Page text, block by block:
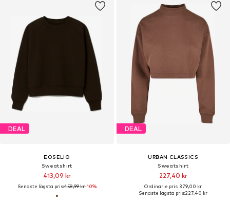
DEAL
EOSELIO
Sweatshirt
413,09 kr
Senaste lägsta pris:458,99 kr-10%
DEAL
URBAN CLASSICS
Sweatshirt
227,40 kr
Ordinarie pris: 379,00 kr
Senaste lägsta pris:227,40 kr